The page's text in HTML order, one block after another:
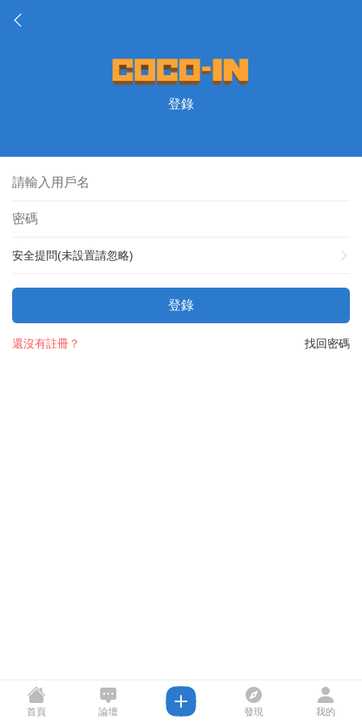
登錄
安全提問(未設置請忽略)
登錄
找回密碼
還沒有註冊？
首頁 論壇 發現 我的